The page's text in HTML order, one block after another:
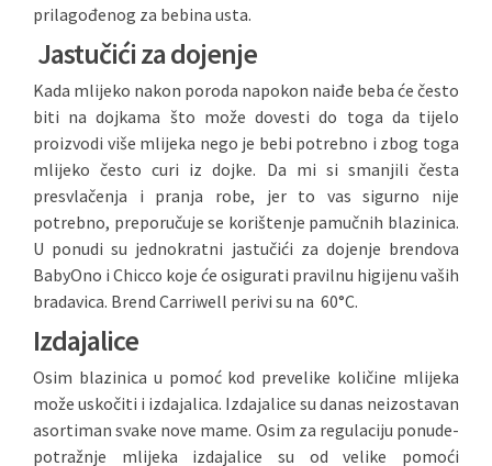
prilagođenog za bebina usta.
Jastučići za dojenje
Kada mlijeko nakon poroda napokon naiđe beba će često
biti na dojkama što može dovesti do toga da tijelo
proizvodi više mlijeka nego je bebi potrebno i zbog toga
mlijeko često curi iz dojke. Da mi si smanjili česta
presvlačenja i pranja robe, jer to vas sigurno nije
potrebno, preporučuje se korištenje pamučnih blazinica.
U ponudi su jednokratni jastučići za dojenje brendova
BabyOno i Chicco koje će osigurati pravilnu higijenu vaših
bradavica. Brend Carriwell perivi su na 60°C.
Izdajalice
Osim blazinica u pomoć kod prevelike količine mlijeka
može uskočiti i izdajalica. Izdajalice su danas neizostavan
asortiman svake nove mame. Osim za regulaciju ponude-
potražnje mlijeka izdajalice su od velike pomoći